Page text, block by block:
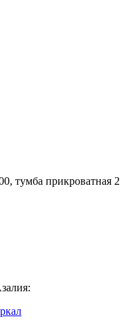
тумба прикроватная 2